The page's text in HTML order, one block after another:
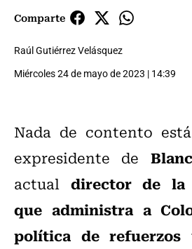
Comparte
Raúl Gutiérrez Velásquez
Miércoles 24 de mayo de 2023 | 14:39
Nada de contento está
expresidente de
actual director de la
que administra a
política de refuerzos